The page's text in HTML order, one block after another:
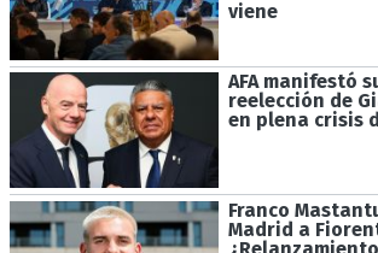
viene
AFA manifestó
reelección de
en plena crisis
Franco
Madrid a